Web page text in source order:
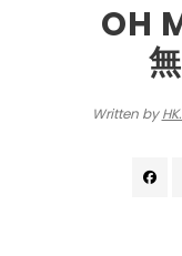
OH
Written by